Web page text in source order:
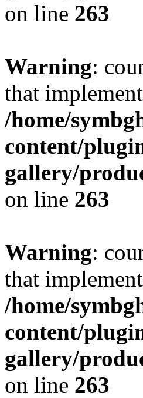
on line 263
Warning:
that
/home/
content/
gallery/
on line 263
Warning:
that
/home/
content/
gallery/
on line 263